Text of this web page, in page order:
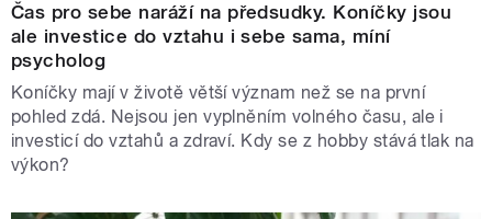
Čas pro sebe naráží na předsudky. Koníčky jsou
ale investice do vztahu i sebe sama, míní
psycholog
Koníčky mají v životě větší význam než se na první
pohled zdá. Nejsou jen vyplněním volného času, ale i
investicí do vztahů a zdraví. Kdy se z hobby stává tlak na
výkon?